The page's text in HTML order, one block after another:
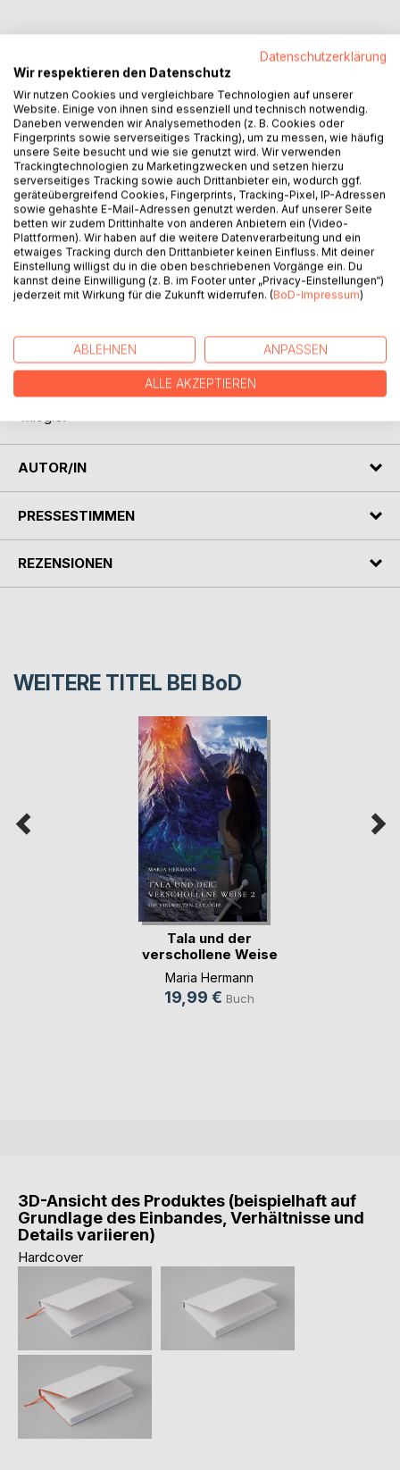
eines Mädchens, das über das Schicksal aller entscheiden
wird!
Wir schreiben den 1800. Beginn der Goldenen Zeit, zur 3.
Sternengeneration in der Welt der vielen Himmel:
Wieder wird Tala von ihrem Feind aufgespürt. Sie flieht aus
Moas behaglicher Zwischenwelt nach Sphäria - in eine
Welt voller Wunder, Rätsel und Gefahren. Auf den
mächtigen Aststraßen der verbotenen Hohen Wälder trifft
sie auf den ausgestoßenen Waldkrieger Arun, und
gemeinsam folgen sie der Spur um ein sagenumwobenes
Amulett.
Doch kann Tala Arun wirklich trauen? Und wird sie ihre
Freunde aus der Eiswelt wiederfinden?
Der erste Teil des 2. Bandes der fantastischen Vielwelten-
Trilogie!
AUTOR/IN
PRESSESTIMMEN
REZENSIONEN
WEITERE TITEL BEI BoD
Tala und der
verschollene Weise
2
Maria Hermann
19,99 € Buch
3D-Ansicht des Produktes (beispielhaft auf
Grundlage des Einbandes, Verhältnisse und
Details variieren)
Hardcover
Datenschutzerklärung
Wir respektieren den Datenschutz
Wir nutzen Cookies und vergleichbare Technologien auf unserer
Website. Einige von ihnen sind essenziell und technisch notwendig.
Daneben verwenden wir Analysemethoden (z. B. Cookies oder
Fingerprints sowie serverseitiges Tracking), um zu messen, wie häufig
unsere Seite besucht und wie sie genutzt wird. Wir verwenden
Trackingtechnologien zu Marketingzwecken und setzen hierzu
serverseitiges Tracking sowie auch Drittanbieter ein, wodurch ggf.
geräteübergreifend Cookies, Fingerprints, Tracking-Pixel, IP-Adressen
sowie gehashte E-Mail-Adressen genutzt werden. Auf unserer Seite
betten wir zudem Drittinhalte von anderen Anbietern ein (Video-
Plattformen). Wir haben auf die weitere Datenverarbeitung und ein
etwaiges Tracking durch den Drittanbieter keinen Einfluss. Mit deiner
Einstellung willigst du in die oben beschriebenen Vorgänge ein. Du
kannst deine Einwilligung (z. B. im Footer unter „Privacy-Einstellungen“)
jederzeit mit Wirkung für die Zukunft widerrufen. (BoD-Impressum)
ABLEHNEN ANPASSEN
ALLE AKZEPTIEREN